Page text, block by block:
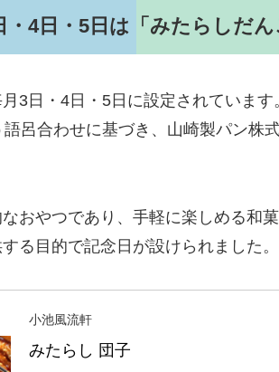
・4日・5日は「みたらしだん
3日・4日・5日に設定されていま
呂合わせに基づき、山崎製パン株
おやつであり、手軽に楽しめる和
る目的で記念日が設けられました。
小池風流軒
みたらし 団子